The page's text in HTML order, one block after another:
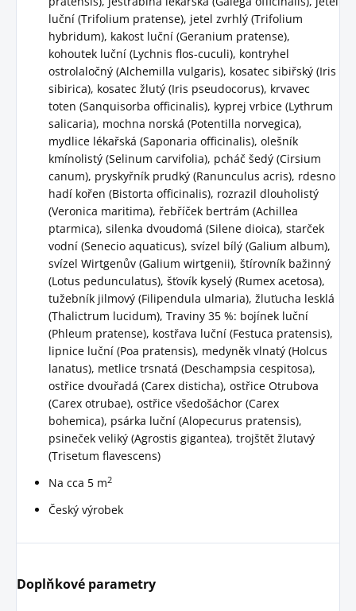
luční (Trifolium pratense), jetel zvrhlý (Trifolium
hybridum), kakost luční (Geranium pratense),
kohoutek luční (Lychnis flos-cuculi), kontryhel
ostrolaločný (Alchemilla vulgaris), kosatec sibiřský (Iris
sibirica), kosatec žlutý (Iris pseudocorus), krvavec
toten (Sanquisorba officinalis), kyprej vrbice (Lythrum
salicaria), mochna norská (Potentilla norvegica),
mydlice lékařská (Saponaria officinalis), olešník
kmínolistý (Selinum carvifolia), pcháč šedý (Cirsium
canum), pryskyřník prudký (Ranunculus acris), rdesno
hadí kořen (Bistorta officinalis), rozrazil dlouholistý
(Veronica maritima), řebříček bertrám (Achillea
ptarmica), silenka dvoudomá (Silene dioica), starček
vodní (Senecio aquaticus), svízel bílý (Galium album),
svízel Wirtgenův (Galium wirtgenii), štírovník bažinný
(Lotus pedunculatus), šťovík kyselý (Rumex acetosa),
tužebník jilmový (Filipendula ulmaria), žluťucha lesklá
(Thalictrum lucidum), Traviny 35 %: bojínek luční
(Phleum pratense), kostřava luční (Festuca pratensis),
lipnice luční (Poa pratensis), medyněk vlnatý (Holcus
lanatus), metlice trsnatá (Deschampsia cespitosa),
ostřice dvouřadá (Carex disticha), ostřice Otrubova
(Carex otrubae), ostřice všedošáchor (Carex
bohemica), psárka luční (Alopecurus pratensis),
psineček veliký (Agrostis gigantea), trojštět žlutavý
(Trisetum flavescens)
Na cca 5 m2
Český výrobek
Doplňkové parametry